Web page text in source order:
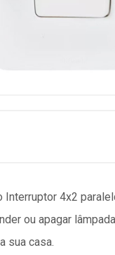
Interruptor 4x2
ou apagar
sua casa.